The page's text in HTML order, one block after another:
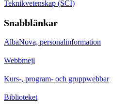
Teknikvetenskap (SCI)
Snabblänkar
AlbaNova, personalinformation
Webbmejl
Kurs-, program- och gruppwebbar
Biblioteket